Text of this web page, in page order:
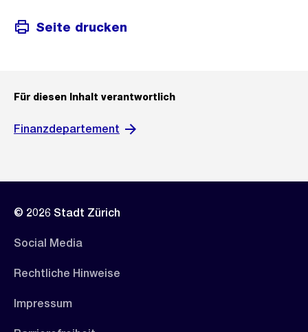
Seite drucken
Für diesen Inhalt verantwortlich
Finanzdepartement
© 2026 Stadt Zürich
Social Media
Rechtliche Hinweise
Impressum